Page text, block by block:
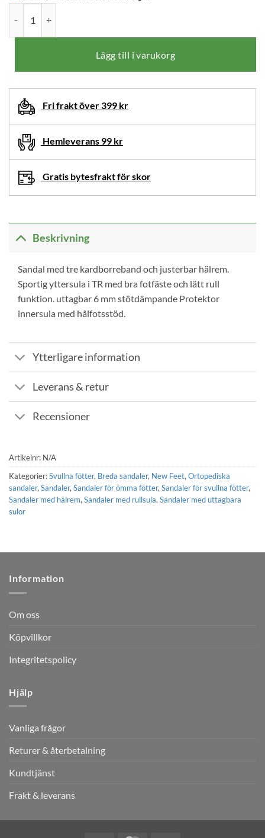
återställts.
Välj
innan
lägger
denna
din
varukorg.
Lägg till i varukorg
Fri frakt över 399 kr
Hemleverans 99 kr
Gratis bytesfrakt för skor
Beskrivning
Sandal med tre kardborreband och justerbar hälrem.
Sportig yttersula i TR med bra fotfäste och lätt rull
funktion. uttagbar 6 mm stötdämpande Protektor
innersula med hålfotsstöd.
Ytterligare information
Leverans & retur
Recensioner
Artikelnr: N/A
Kategorier:Svullna fötter, Breda sandaler, New Feet,Ortopediska
sandaler,Sandaler,Sandaler för ömma fötter,Sandaler för svullna fötter,
Sandaler med hälrem,Sandaler med rullsula,Sandaler med uttagbara
sulor
Information
Om oss
Köpvillkor
Integritetspolicy
Hjälp
Vanliga frågor
Returer & återbetalning
Kundtjänst
Frakt & leverans